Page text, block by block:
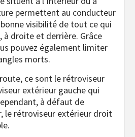
permettent au conducteur
visibilité de tout ce qui
à droite et derrière. Grâce
pouvez également limiter
morts.
ce sont le rétroviseur
extérieur gauche qui
à défaut de
le rétroviseur extérieur droit